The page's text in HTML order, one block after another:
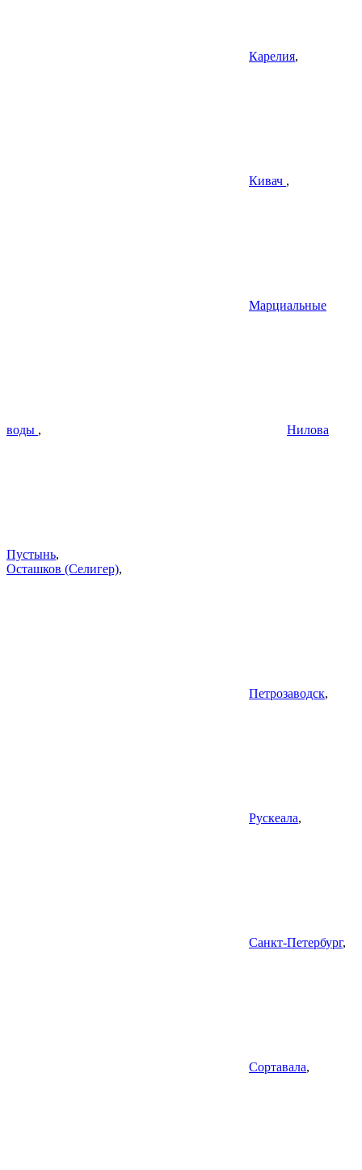
Карелия,
Кивач ,
Марциальные
воды , Нилова
Пустынь,
Осташков (Селигер),
Петрозаводск,
Рускеала,
Санкт-Петербург,
Сортавала,